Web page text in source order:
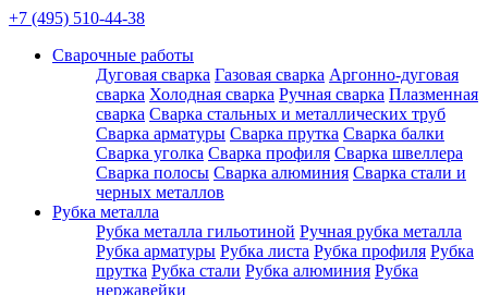
+7 (495) 510-44-38
Сварочные работы
Дуговая сварка Газовая сварка Аргонно-дуговая
сварка Холодная сварка Ручная сварка Плазменная
сварка Сварка стальных и металлических труб
Сварка арматуры Сварка прутка Сварка балки
Сварка уголка Сварка профиля Сварка швеллера
Сварка полосы Сварка алюминия Сварка стали и
черных металлов
Рубка металла
Рубка металла гильотиной Ручная рубка металла
Рубка арматуры Рубка листа Рубка профиля Рубка
прутка Рубка стали Рубка алюминия Рубка
нержавейки